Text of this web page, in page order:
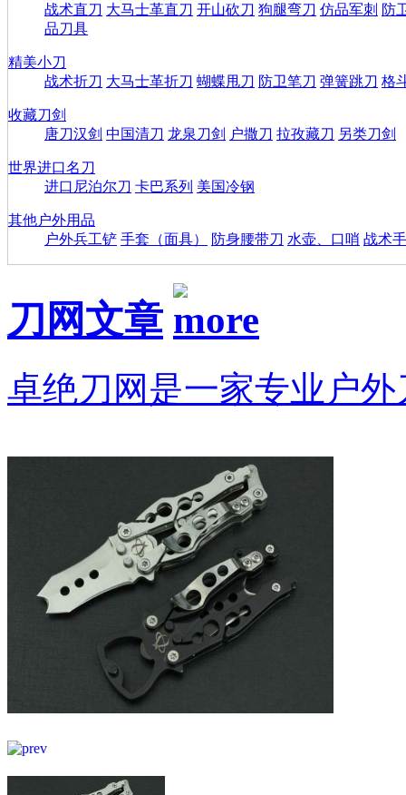
战术直刀 大马士革直刀 开山砍刀 狗腿弯刀 仿品军刺 防
品刀具
精美小刀
战术折刀 大马士革折刀 蝴蝶甩刀 防卫笔刀 弹簧跳刀 格
收藏刀剑
唐刀汉剑 中国清刀 龙泉刀剑 户撒刀 拉孜藏刀 另类刀剑
世界进口名刀
进口尼泊尔刀 卡巴系列 美国冷钢
其他户外用品
户外兵工铲 手套（面具） 防身腰带刀 水壶、口哨 战术
刀网文章
卓绝刀网是一家专业户